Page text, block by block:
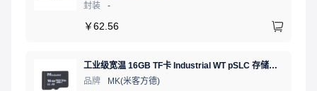
封装
-
￥62.56
工业级宽温 16GB TF卡 Industrial WT pSLC 存储卡 MICRO SD LDPC纠错 PE 30K 无人机、行车记录仪、安防监控适配
品牌
MK(米客方德)